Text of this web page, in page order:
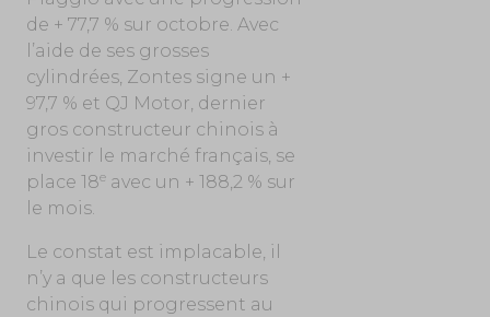
de + 77,7 % sur octobre. Avec
l’aide de ses grosses
cylindrées, Zontes signe un +
97,7 % et QJ Motor, dernier
gros constructeur chinois à
investir le marché français, se
place 18eavec un + 188,2 % sur
le mois.
Le constat est implacable, il
n’y a que les constructeurs
chinois qui progressent au